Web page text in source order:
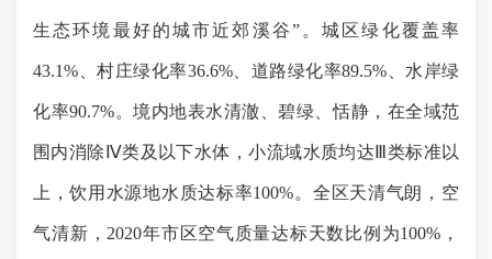
生态环境最好的城市近郊溪谷”。城区绿化覆盖率
43.1% 、村庄绿化率36.6%、道路绿化率89.5% 、水岸绿
化率90.7%。境内地表水清澈、碧绿、恬静，在全域范
围内消除Ⅳ类及以下水体，小流域水质均达Ⅲ类标准以
上，饮用水源地水质达标率100%。 全区天清气朗， 空
气清新， 2020年市区空气质量达标天数比例为100% ，